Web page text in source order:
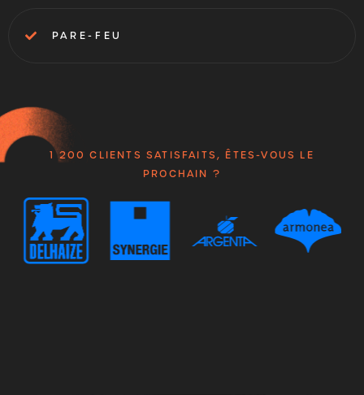
PARE-FEU
1 200 CLIENTS SATISFAITS, ÊTES-VOUS LE
PROCHAIN ?